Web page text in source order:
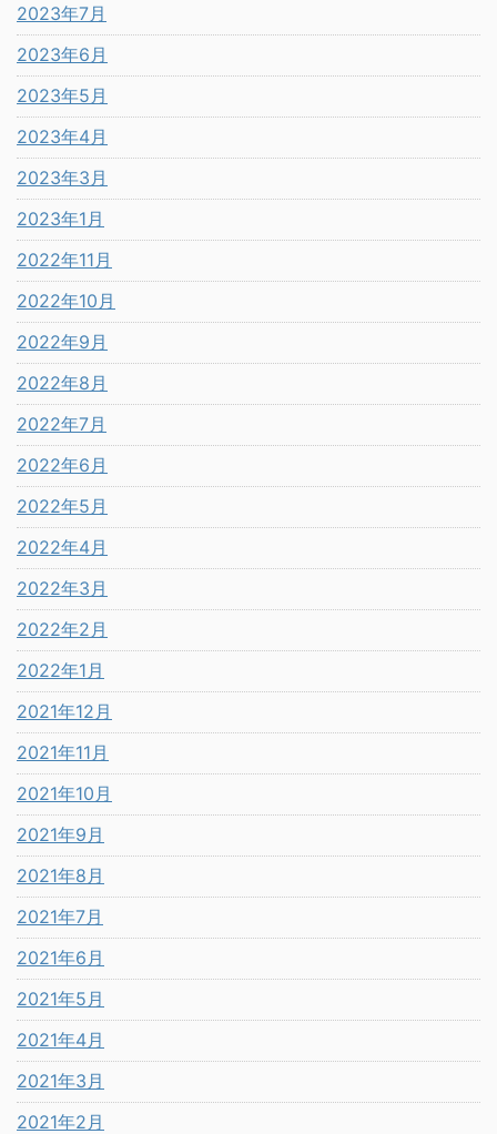
2023年7月
2023年6月
2023年5月
2023年4月
2023年3月
2023年1月
2022年11月
2022年10月
2022年9月
2022年8月
2022年7月
2022年6月
2022年5月
2022年4月
2022年3月
2022年2月
2022年1月
2021年12月
2021年11月
2021年10月
2021年9月
2021年8月
2021年7月
2021年6月
2021年5月
2021年4月
2021年3月
2021年2月